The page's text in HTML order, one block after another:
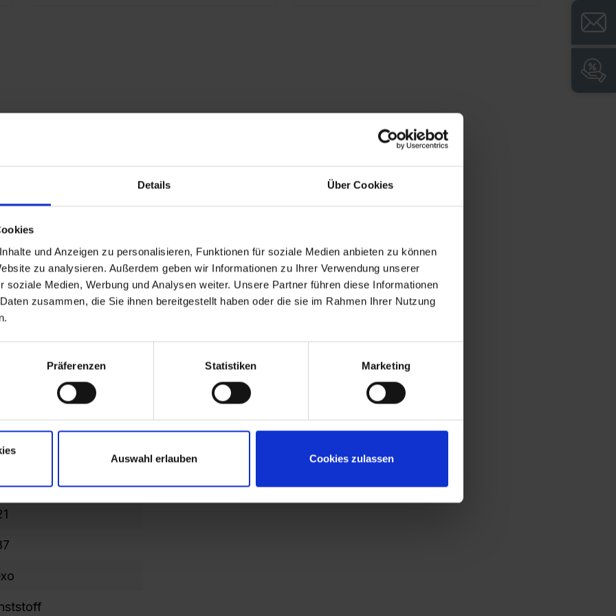
Details Über Cookies
und Anzeigen zu personalisieren, Funktionen für soziale Medien anbieten zu können
zu analysieren. Außerdem geben wir Informationen zu Ihrer Verwendung unserer
soziale Medien, Werbung und Analysen weiter. Unsere Partner führen diese Informationen
zusammen, die Sie ihnen bereitgestellt haben oder die sie im Rahmen Ihrer Nutzung
Präferenzen Statistiken Marketing
Auswahl erlauben Cookies zulassen
7021 Schwarzgrau